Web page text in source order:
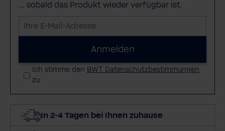
... sobald das Produkt wieder verfügbar ist.
h
M
Anmelden
Ich stimme den BWT Datenschutzbestimmungen
zu
In 2-4 Tagen bei Ihnen zuhause